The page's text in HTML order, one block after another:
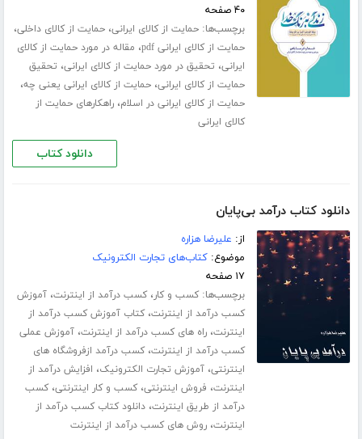
۴۰ صفحه
برچسب‌ها:حمایت از کالای ایرانی،حمایت از کالای داخلی،
حمایت از کالای ایرانی pdf ، مقاله در مورد حمایت از کالای
ایرانی، تحقیق در مورد حمایت از کالای ایرانی، تحقیق
حمایت از کالای ایرانی،حمایت از کالای ایرانی یعنی چه،
حمایت از کالای ایرانی در اسلام،راهکارهای حمایت از
کالای ایرانی
دانلود کتاب
دانلود کتاب درآمد بی‌پایان
از: علیرضا هزاره
موضوع:کتاب‌های تجارت الکترونیک
۱۷ صفحه
برچسب‌ها:کسب و کار،کسب درآمد از اینترنت،آموزش
کسب درآمد از اینترنت،کتاب آموزش کسب درآمد از
اینترنت،راه های کسب درآمد از اینترنت،آموزش عملی
کسب درآمد از اینترنت،کسب درآمد ازفروشگاه های
اینترنتی،آموزش تجارت الکترونیک، افزایش درآمد از
اینترنت، فروش اینترنتی،کسب و کار اینترنتی،کسب
درآمد از طریق اینترنت،دانلود کتاب کسب درآمد از
اینترنت،روش های کسب درآمد از اینترنت